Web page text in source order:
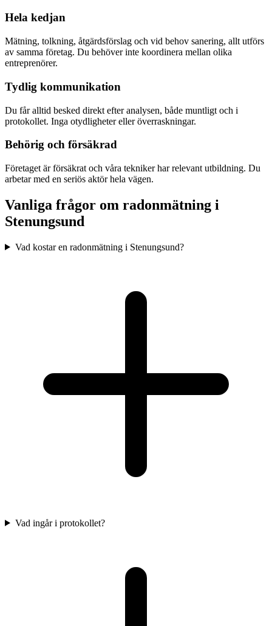
Hela kedjan
Mätning, tolkning, åtgärdsförslag och vid behov sanering, allt utförs
av samma företag. Du behöver inte koordinera mellan olika
entreprenörer.
Tydlig kommunikation
Du får alltid besked direkt efter analysen, både muntligt och i
protokollet. Inga otydligheter eller överraskningar.
Behörig och försäkrad
Företaget är försäkrat och våra tekniker har relevant utbildning. Du
arbetar med en seriös aktör hela vägen.
Vanliga frågor om radonmätning i
Stenungsund
Vad kostar en radonmätning i Stenungsund?
Vad ingår i protokollet?